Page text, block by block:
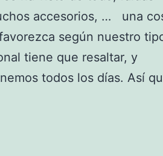
accesorios, … una
según nuestro
tiene que resaltar, y
todos los días. Así